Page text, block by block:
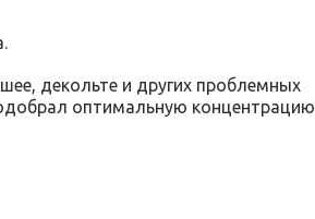
декольте и других проблемных
оптимальную концентрацию